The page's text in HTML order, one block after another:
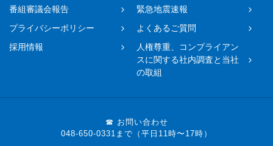
番組審議会報告
緊急地震速報
プライバシーポリシー
よくあるご質問
採用情報
人権尊重、コンプライアン
スに関する社内調査と当社
の取組
☎ お問い合わせ
048-650-0331まで（平日11時〜17時）